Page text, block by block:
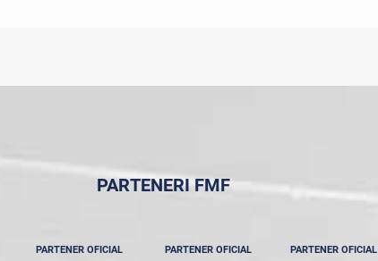
PARTENERI FMF
PARTENER OFICIAL PARTENER OFICIAL PARTENER OFICIAL